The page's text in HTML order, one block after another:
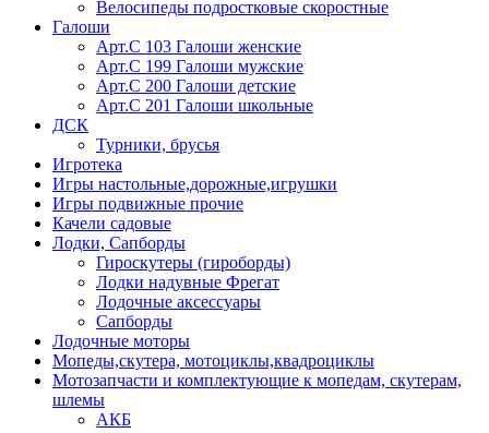
Велосипеды подростковые скоростные
Галоши
Арт.С 103 Галоши женские
Арт.С 199 Галоши мужские
Арт.С 200 Галоши детские
Арт.С 201 Галоши школьные
ДСК
Турники, брусья
Игротека
Игры настольные,дорожные,игрушки
Игры подвижные прочие
Качели садовые
Лодки, Сапборды
Гироскутеры (гироборды)
Лодки надувные Фрегат
Лодочные аксессуары
Сапборды
Лодочные моторы
Мопеды,скутера, мотоциклы,квадроциклы
Мотозапчасти и комплектующие к мопедам, скутерам,
шлемы
АКБ